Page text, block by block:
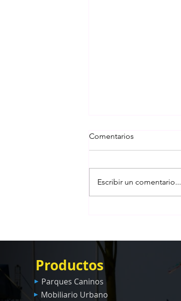
y Playtime Panamá
Comentarios
Escribir un comentario...
Productos
Parques Caninos
Mobiliario Urbano